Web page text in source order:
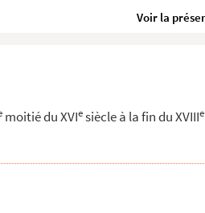
moitié du XVIesiècle à la fin du XVIIIe